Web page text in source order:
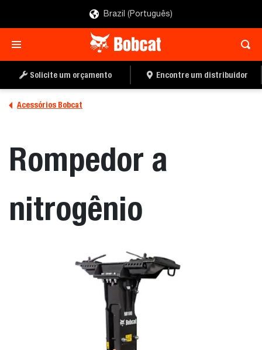
Brazil (Português)
Solicite um orçamento Encontre um distribuidor
Acessórios Bobcat
Rompedor a
nitrogênio
PEÇA UMA COTAÇÃO
ENCONTRE UM